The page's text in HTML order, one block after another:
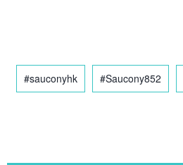
#sauconyhk #Saucony852